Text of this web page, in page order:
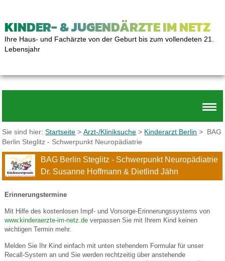
KINDER- & JUGENDÄRZTE IM NETZ
Ihre Haus- und Fachärzte von der Geburt bis zum vollendeten 21.
Lebensjahr
Sie sind hier:Startseite >Arzt-/Kliniksuche > Kinderarzt Berlin > BAG
Berlin Steglitz - Schwerpunkt Neuropädiatrie
BAG Berlin Steglitz - Schwerpunkt Neuropädiatrie
Dr. Susanne Hoffmann & Dietlind Jähn
Erinnerungstermine
Mit Hilfe des kostenlosen Impf- und Vorsorge-Erinnerungssystems von
www.kinderaerzte-im-netz.deverpassen Sie mit Ihrem Kind keinen
wichtigen Termin mehr.
Melden Sie Ihr Kind einfach mit unten stehendem Formular für unser
Recall-System an und Sie werden rechtzeitig über anstehende